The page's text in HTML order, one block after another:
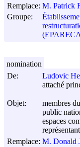
Remplace: M. Patrick
Groupe:
De:
Ludovic
attaché
Objet:
membres
public
espaces
Remplace: M. Donald
nomination